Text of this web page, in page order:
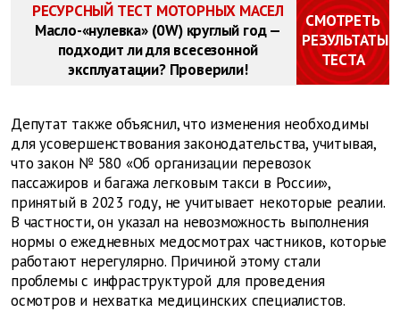
РЕСУРСНЫЙ ТЕСТ МОТОРНЫХ МАСЕЛ
Масло-«нулевка» (0W) круглый год —
подходит ли для всесезонной
эксплуатации? Проверили!
СМОТРЕТЬ
РЕЗУЛЬТАТЫ
ТЕСТА
Депутат также объяснил, что изменения необходимы
для усовершенствования законодательства, учитывая,
что закон № 580 «Об организации перевозок
пассажиров и багажа легковым такси в России»,
принятый в 2023 году, не учитывает некоторые реалии.
В частности, он указал на невозможность выполнения
нормы о ежедневных медосмотрах частников, которые
работают нерегулярно. Причиной этому стали
проблемы с инфраструктурой для проведения
осмотров и нехватка медицинских специалистов.